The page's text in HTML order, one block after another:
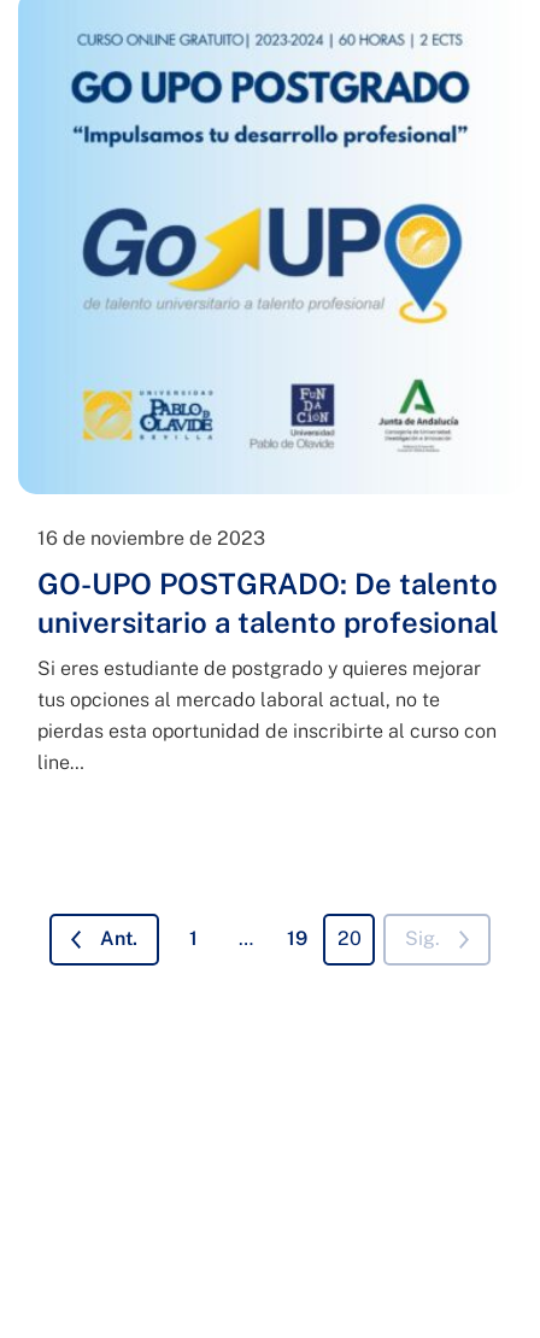
16 de noviembre de 2023
GO-UPO POSTGRADO: De talento
universitario a talento profesional
Si eres estudiante de postgrado y quieres mejorar
tus opciones al mercado laboral actual, no te
pierdas esta oportunidad de inscribirte al curso con
line…
Ant. 1 … 19 20 Sig.